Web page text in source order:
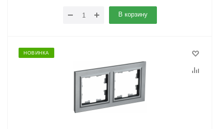
В корзину
НОВИНКА